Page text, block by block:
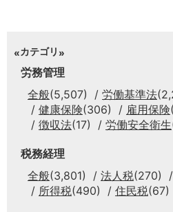
カテゴリ
労務管理
全般(5,507) 労働基準法
健康保険(306) 雇用保険
徴収法(17) 労働安全衛生
税務経理
全般(3,801) 法人税(270)
所得税(490) 住民税(67)